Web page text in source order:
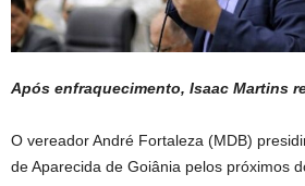
Após enfraquecimento, Isaac Martins
O vereador André Fortaleza (MDB)
de Aparecida de Goiânia pelos próximos